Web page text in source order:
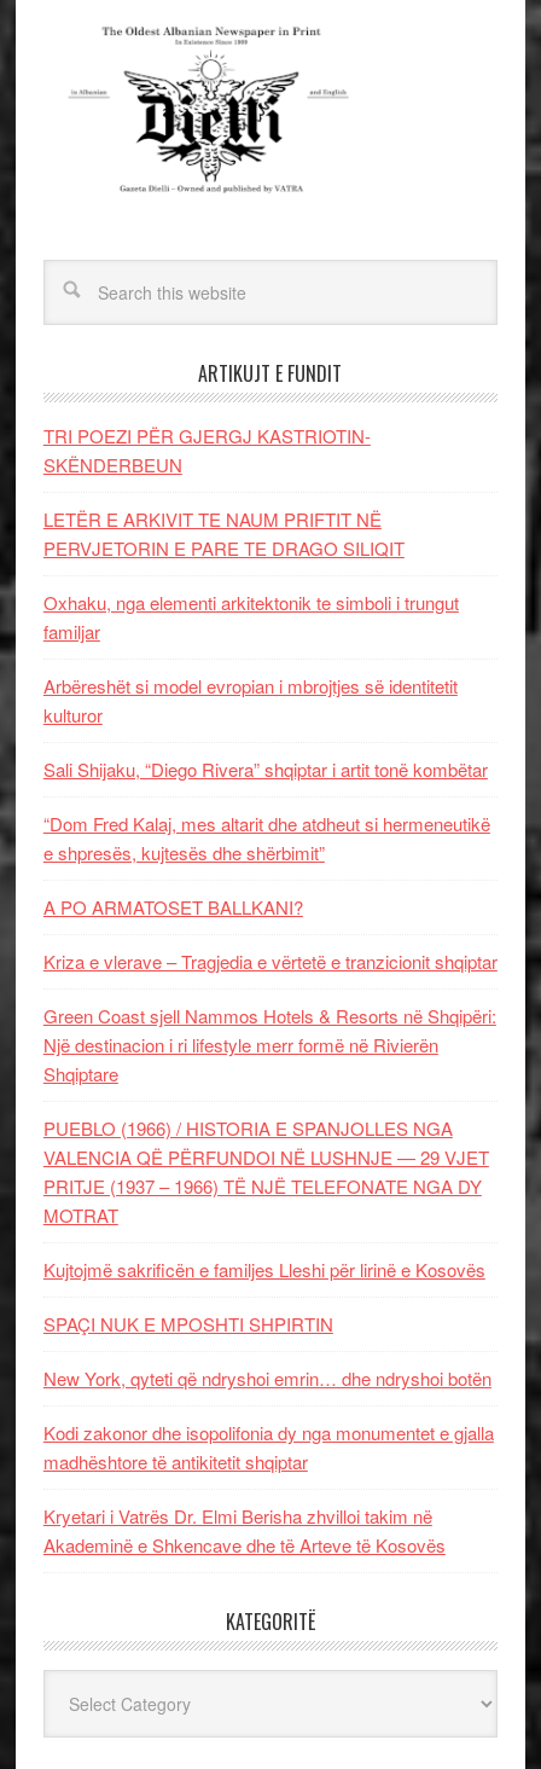
ARTIKUJT E FUNDIT
TRI POEZI PËR GJERGJ KASTRIOTIN-
SKËNDERBEUN
LETËR E ARKIVIT TE NAUM PRIFTIT NË
PERVJETORIN E PARE TE DRAGO SILIQIT
Oxhaku, nga elementi arkitektonik te simboli i trungut
familjar
Arbëreshët si model evropian i mbrojtjes së identitetit
kulturor
Sali Shijaku, “Diego Rivera” shqiptar i artit tonë kombëtar
“Dom Fred Kalaj, mes altarit dhe atdheut si hermeneutikë
e shpresës, kujtesës dhe shërbimit”
A PO ARMATOSET BALLKANI?
Kriza e vlerave – Tragjedia e vërtetë e tranzicionit shqiptar
Green Coast sjell Nammos Hotels & Resorts në Shqipëri:
Një destinacion i ri lifestyle merr formë në Rivierën
Shqiptare
PUEBLO (1966) / HISTORIA E SPANJOLLES NGA
VALENCIA QË PËRFUNDOI NË LUSHNJE — 29 VJET
PRITJE (1937 – 1966) TË NJË TELEFONATE NGA DY
MOTRAT
Kujtojmë sakrificën e familjes Lleshi për lirinë e Kosovës
SPAÇI NUK E MPOSHTI SHPIRTIN
New York, qyteti që ndryshoi emrin… dhe ndryshoi botën
Kodi zakonor dhe isopolifonia dy nga monumentet e gjalla
madhështore të antikitetit shqiptar
Kryetari i Vatrës Dr. Elmi Berisha zhvilloi takim në
Akademinë e Shkencave dhe të Arteve të Kosovës
KATEGORITË